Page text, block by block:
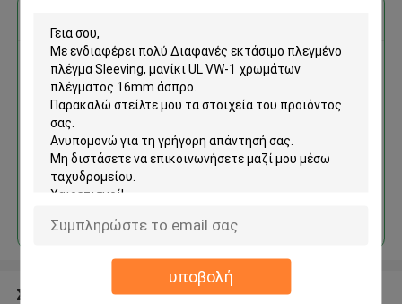
υποβολή
Διαφανές εκτάσιμο πλεγμένο
πλέγμα Sleeving, μανίκι UL VW-
1 χρωμάτων πλέγματος 16mm
άσπρο
Συνιστώμενα προϊόντα